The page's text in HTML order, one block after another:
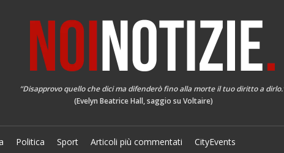
“Disapprovo quello che dici ma difenderò fino alla morte il tuo diritto a
(Evelyn Beatrice Hall, saggio su Voltaire)
Politica Sport Articoli più commentati CityEvents